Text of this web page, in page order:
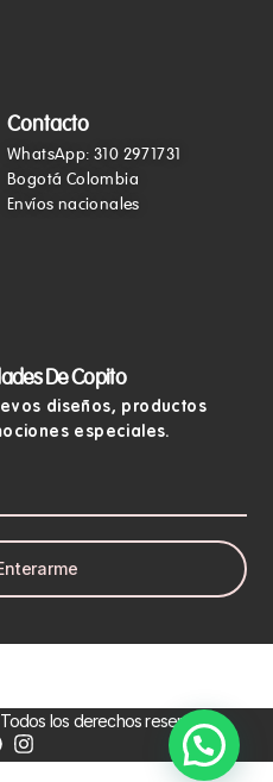
Contacto
WhatsApp: 310 2971731
Bogotá Colombia
Envíos nacionales
De Copito
diseños, productos
especiales.
los derechos reservados.